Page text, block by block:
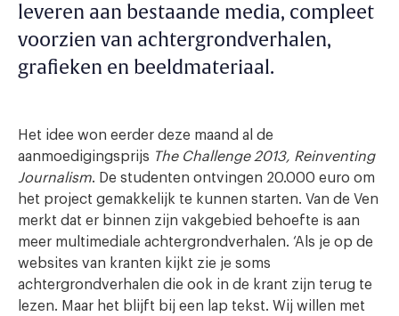
leveren aan bestaande media, compleet
voorzien van achtergrondverhalen,
grafieken en beeldmateriaal.
Het idee won eerder deze maand al de
aanmoedigingsprijs The Challenge 2013, Reinventing
Journalism. De studenten ontvingen 20.000 euro om
het project gemakkelijk te kunnen starten. Van de Ven
merkt dat er binnen zijn vakgebied behoefte is aan
meer multimediale achtergrondverhalen. ‘Als je op de
websites van kranten kijkt zie je soms
achtergrondverhalen die ook in de krant zijn terug te
lezen. Maar het blijft bij een lap tekst. Wij willen met